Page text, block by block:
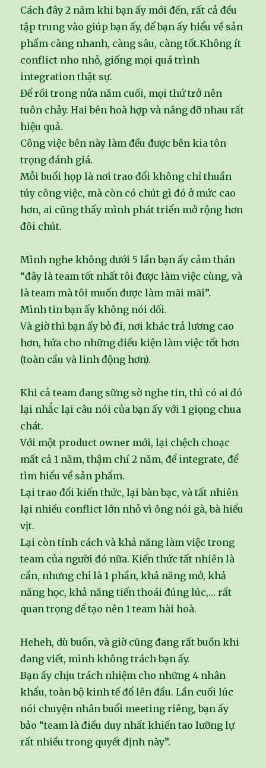
Cách đây 2 năm khi bạn ấy mới đến, rất cả đều
tập trung vào giúp bạn ấy, để bạn ấy hiểu về sản
phẩm càng nhanh, càng sâu, càng tốt.Không ít
conflict nho nhỏ, giống mọi quá trình
integration thật sự.
Để rồi trong nửa năm cuối, mọi thứ trở nên
tuôn chảy. Hai bên hoà hợp và nâng đỡ nhau rất
hiệu quả.
Công việc bên này làm đều được bên kia tôn
trọng đánh giá.
Mỗi buổi họp là nơi trao đổi không chỉ thuần
túy công việc, mà còn có chút gì đó ở mức cao
hơn, ai cũng thấy mình phát triển mở rộng hơn
đôi chút.
Mình nghe không dưới 5 lần bạn ấy cảm thán
“đây là team tốt nhất tôi được làm việc cùng, và
là team mà tôi muốn được làm mãi mãi”.
Mình tin bạn ấy không nói dối.
Và giờ thì bạn ấy bỏ đi, nơi khác trả lương cao
hơn, hứa cho những điều kiện làm việc tốt hơn
(toàn cầu và linh động hơn).
Khi cả team đang sững sờ nghe tin, thì có ai đó
lại nhắc lại câu nói của bạn ấy với 1 giọng chua
chát.
Với một product owner mới, lại chệch choạc
mất cả 1 năm, thậm chí 2 năm, để integrate, để
tìm hiểu về sản phẩm.
Lại trao đổi kiến thức, lại bàn bạc, và tất nhiên
lại nhiều conflict lớn nhỏ vì ông nói gà, bà hiểu
vịt.
Lại còn tính cách và khả năng làm việc trong
team của người đó nữa. Kiến thức tất nhiên là
cần, nhưng chỉ là 1 phần, khả năng mở, khả
năng học, khả năng tiến thoái đúng lúc,… rất
quan trọng để tạo nên 1 team hài hoà.
Heheh, dù buồn, và giờ cũng đang rất buồn khi
đang viết, mình không trách bạn ấy.
Bạn ấy chịu trách nhiệm cho những 4 nhân
khẩu, toàn bộ kinh tế đổ lên đầu. Lần cuối lúc
nói chuyện nhân buổi meeting riêng, bạn ấy
bảo “team là điều duy nhất khiến tao lưỡng lự
rất nhiều trong quyết định này”.